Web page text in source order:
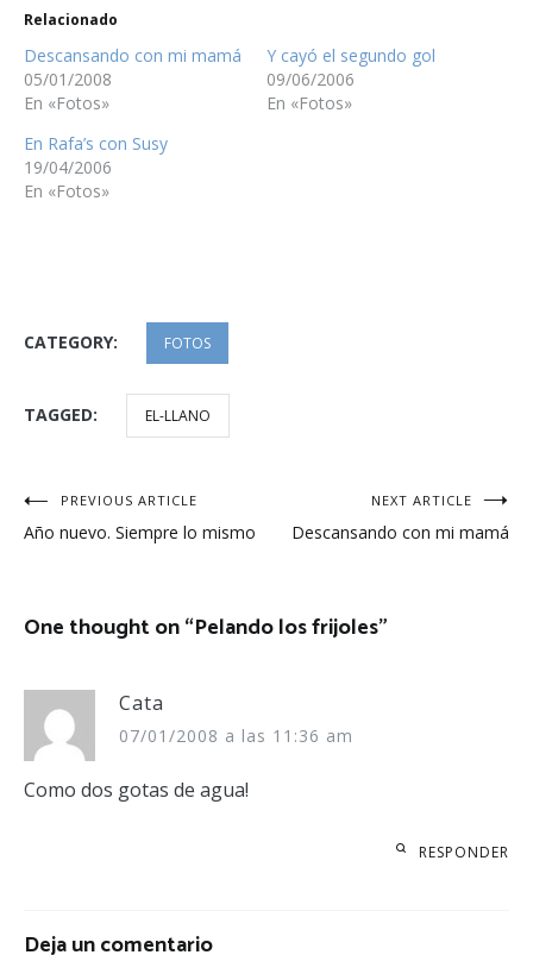
Relacionado
Descansando con mi mamá
05/01/2008
En «Fotos»
Y cayó el segundo gol
09/06/2006
En «Fotos»
En Rafa’s con Susy
19/04/2006
En «Fotos»
CATEGORY: FOTOS
TAGGED: EL-LLANO
Navegación
de
PREVIOUS ARTICLE
Año nuevo. Siempre lo mismo
NEXT ARTICLE
Descansando con mi mamá
One thought on “Pelando los frijoles”
Cata
07/01/2008 a las 11:36 am
Como dos gotas de agua!
RESPONDER
Deja un comentario